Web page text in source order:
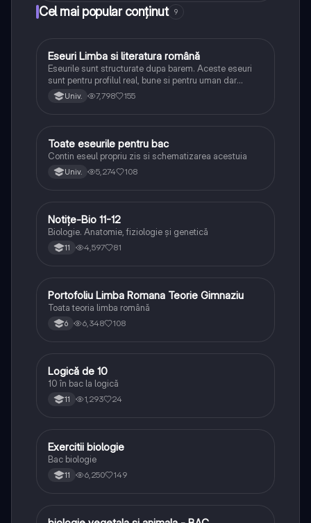
Cel mai popular conținut 9
Limba și literatura română
Eseuri Limba si literatura română
Eseurile sunt structurate dupa barem. Aceste eseuri
sunt pentru profilul real, bune si pentru uman dar
lipsesc relatiile dintre personaje si caracrerizarile.
Univ. 7,798 155
Limba și literatura română
Toate eseurile pentru bac
Contin eseul propriu zis si schematizarea acestuia
Univ. 5,274 108
Biologie
Notițe-Bio 11-12
Biologie. Anatomie, fiziologie și genetică
11 4,597 81
Limba și literatura română
Portofoliu Limba Romana Teorie Gimnaziu
Toata teoria limba română
6 6,348 108
Logică
Logică de 10
10 în bac la logică
11 1,293 24
Biologie
Exercitii biologie
Bac biologie
11 6,250 149